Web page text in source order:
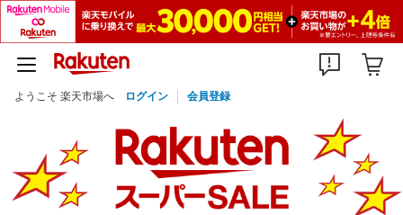
ようこそ 楽天市場へ ログイン 会員登録